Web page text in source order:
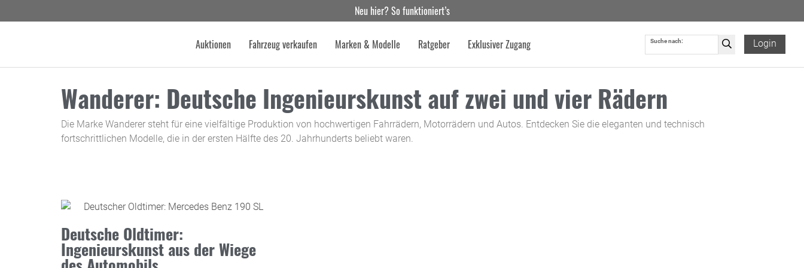
Wanderer: Deutsche Ingenieurskunst auf zwei und vier Rädern
Die Marke Wanderer steht für eine vielfältige Produktion von hochwertigen Fahrrädern, Motorrädern und Autos. Entdecken Sie die eleganten und technisch
fortschrittlichen Modelle, die in der ersten Hälfte des 20. Jahrhunderts beliebt waren.
Deutsche Oldtimer:
Ingenieurskunst aus der Wiege
Neu hier? So funktioniert’s
Auktionen Fahrzeug verkaufen Marken & Modelle Ratgeber Exklusiver Zugang Suche nach: Login